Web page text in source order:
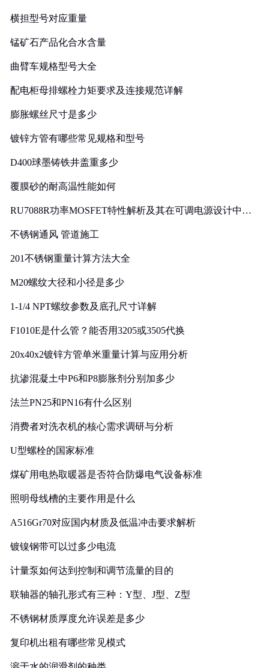
横担型号对应重量
锰矿石产品化合水含量
曲臂车规格型号大全
配电柜母排螺栓力矩要求及连接规范详解
膨胀螺丝尺寸是多少
镀锌方管有哪些常见规格和型号
D400球墨铸铁井盖重多少
覆膜砂的耐高温性能如何
RU7088R功率MOSFET特性解析及其在可调电源设计中的
不锈钢通风 管道施工
201不锈钢重量计算方法大全
M20螺纹大径和小径是多少
1-1/4 NPT螺纹参数及底孔尺寸详解
F1010E是什么管？能否用3205或3505代换
20x40x2镀锌方管单米重量计算与应用分析
抗渗混凝土中P6和P8膨胀剂分别加多少
法兰PN25和PN16有什么区别
消费者对洗衣机的核心需求调研与分析
U型螺栓的国家标准
煤矿用电热取暖器是否符合防爆电气设备标准
照明母线槽的主要作用是什么
A516Gr70对应国内材质及低温冲击要求解析
镀镍钢带可以过多少电流
计量泵如何达到控制和调节流量的目的
联轴器的轴孔形式有三种：Y型、J型、Z型
不锈钢材质厚度允许误差是多少
复印机出租有哪些常见模式